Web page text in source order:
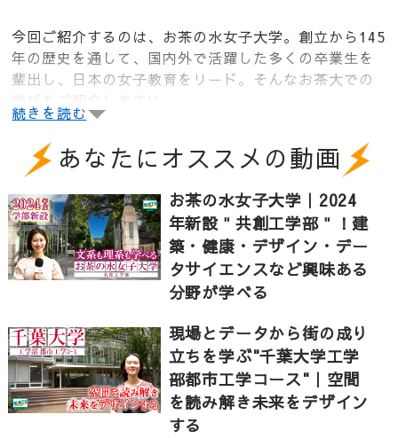
今回ご紹介するのは、お茶の水女子大学。創立から145
年の歴史を通して、国内外で活躍した多くの卒業生を
輩出し、日本の女子教育をリード。そんなお茶大での
学びをご紹介します!!
大学本館前に歌碑が設置されており、日本初の校歌と
みがかずば たまもかがみも なにかせん 学びの道
も かくこそありけれ
（意味：玉も鏡も磨かなければ輝くことがないのと同
じように、学業も怠ることなく励むことが大切なので
自分の信じるものに向かって、努力し磨き続ける。こ
の学びの姿勢は、今もお茶大の伝統として受け継がれ
ています。
続きを読む
あなたにオススメの動画
お茶の水女子大学｜2024
年新設＂共創工学部＂！建
築・健康・デザイン・デー
タサイエンスなど興味ある
分野が学べる
現場とデータから街の成り
立ちを学ぶ"千葉大学工学
部都市工学コース"｜空間
を読み解き未来をデザイン
する